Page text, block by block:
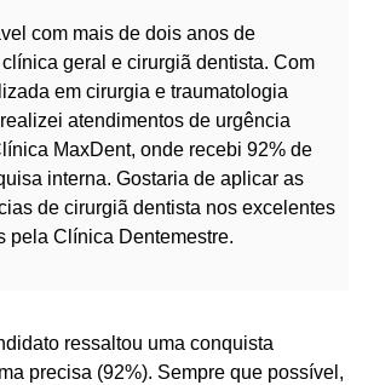
com mais de dois anos de
geral e cirurgiã dentista. Com
em cirurgia e traumatologia
atendimentos de urgência
MaxDent, onde recebi 92% de
interna. Gostaria de aplicar as
de cirurgiã dentista nos excelentes
pela Clínica Dentemestre.
ressaltou uma conquista
precisa (92%). Sempre que possível,